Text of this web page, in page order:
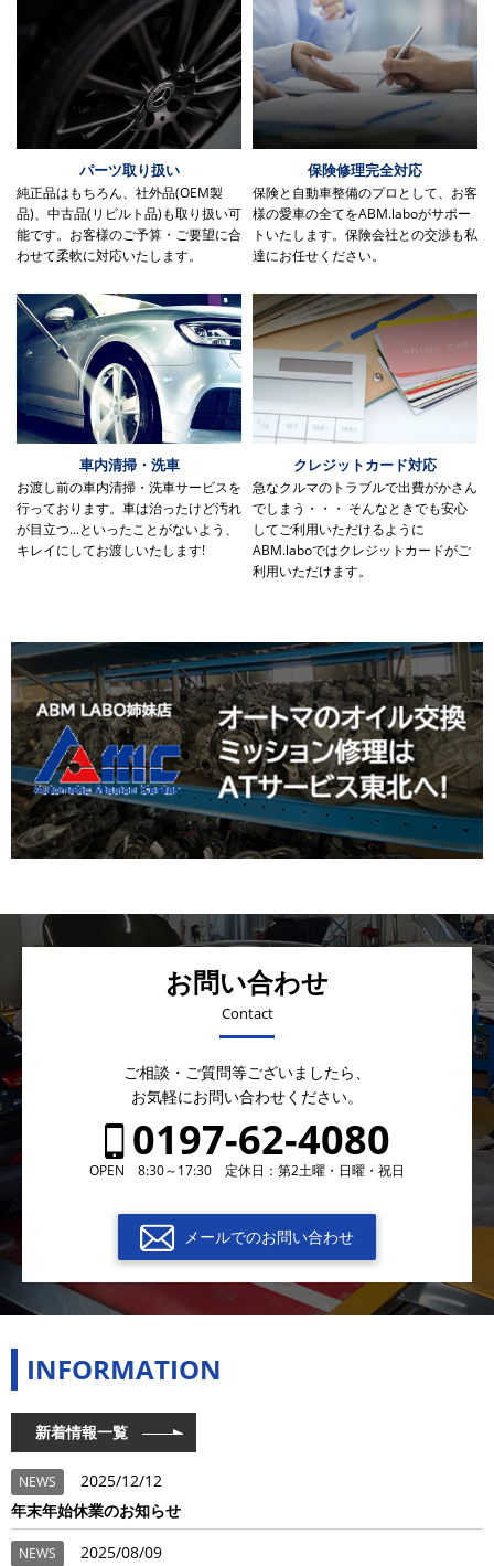
パーツ取り扱い
純正品はもちろん、社外品(OEM製
品)、中古品(リビルト品)も取り扱い可
能です。お客様のご予算・ご要望に合
わせて柔軟に対応いたします。
保険修理完全対応
保険と自動車整備のプロとして、お客
様の愛車の全てをABM.laboがサポー
トいたします。保険会社との交渉も私
達にお任せください。
車内清掃・洗車
お渡し前の車内清掃・洗車サービスを
行っております。車は治ったけど汚れ
が目立つ...といったことがないよう、
キレイにしてお渡しいたします!
クレジットカード対応
急なクルマのトラブルで出費がかさん
でしまう・・・ そんなときでも安心
してご利用いただけるように
ABM.laboではクレジットカードがご
利用いただけます。
お問い合わせ
Contact
ご相談・ご質問等ございましたら、
お気軽にお問い合わせください。
0197-62-4080
OPEN 8:30～17:30 定休日：第2土曜・日曜・祝日
メールでのお問い合わせ
INFORMATION
新着情報一覧
NEWS
2025/12/12
年末年始休業のお知らせ
NEWS
2025/08/09